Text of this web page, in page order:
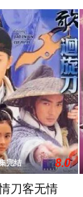
完结 8.0
刀客无情